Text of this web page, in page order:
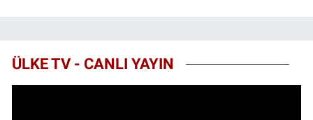
ÜLKE TV - CANLI YAYIN